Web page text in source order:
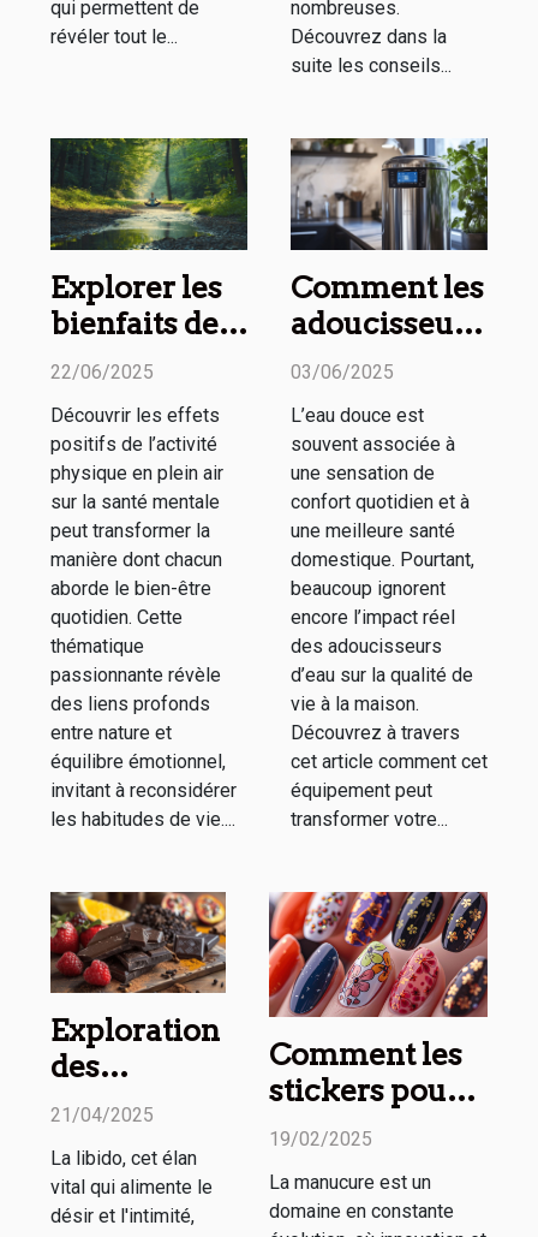
qui permettent de
révéler tout le...
nombreuses.
Découvrez dans la
suite les conseils...
Explorer les
bienfaits de
l'activité
plein air pour
la santé
mentale
22/06/2025
Découvrir les effets
positifs de l’activité
physique en plein air
sur la santé mentale
peut transformer la
manière dont chacun
aborde le bien-être
quotidien. Cette
thématique
passionnante révèle
des liens profonds
entre nature et
équilibre émotionnel,
invitant à reconsidérer
les habitudes de vie....
Comment les
adoucisseurs
d'eau
ils la qualité
de vie ?
03/06/2025
L’eau douce est
souvent associée à
une sensation de
confort quotidien et à
une meilleure santé
domestique. Pourtant,
beaucoup ignorent
encore l’impact réel
des adoucisseurs
d’eau sur la qualité de
vie à la maison.
Découvrez à travers
cet article comment cet
équipement peut
transformer votre...
Exploration
des
méthodes
pour
booster la
21/04/2025
La libido, cet élan
vital qui alimente le
désir et l'intimité,
Comment les
stickers pour
ongles
la manucure
19/02/2025
La manucure est un
domaine en constante